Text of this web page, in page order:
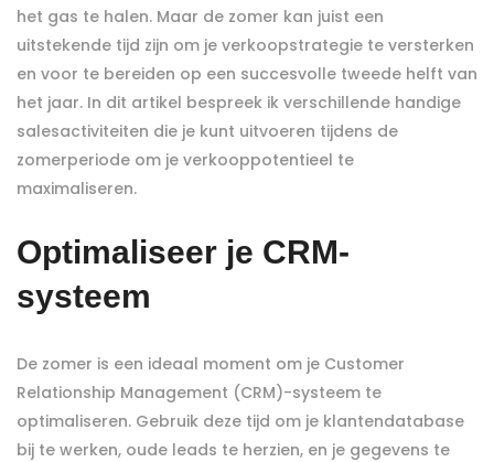
het gas te halen. Maar de zomer kan juist een
uitstekende tijd zijn om je verkoopstrategie te versterken
en voor te bereiden op een succesvolle tweede helft van
het jaar. In dit artikel bespreek ik verschillende handige
salesactiviteiten die je kunt uitvoeren tijdens de
zomerperiode om je verkooppotentieel te
maximaliseren.
Optimaliseer je CRM-
systeem
De zomer is een ideaal moment om je Customer
Relationship Management (CRM)-systeem te
optimaliseren. Gebruik deze tijd om je klantendatabase
bij te werken, oude leads te herzien, en je gegevens te